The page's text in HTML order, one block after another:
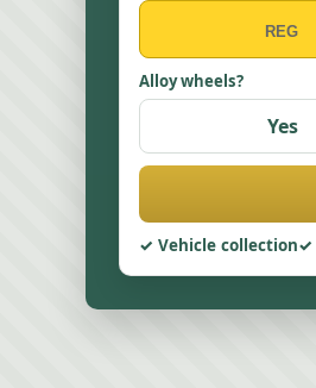
Alloy wheels?
Yes
Vehicle collection